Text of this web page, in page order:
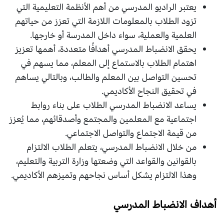
يعتبر الراديو المدرسي من أهم الأنظمة التعليمية التي
تزود الطلاب بالمعلومات اللازمة التي تعزز من حياتهم
العلمية والعملية، سواء داخل المدرسة أو خارجها.
يحقق الانضباط المدرسي أهدافًا متعددة، أهمها تعزيز
اهتمام الطلاب بالاستماع إلى المعلم، مما يسهم في
تحسين التواصل بين المعلم والطالب، وبالتالي يساهم
في تحقيق النجاح الأكاديمي.
يساعد الانضباط المدرسي الطلاب على بناء روابط
اجتماعية مع المعلمين والمجتمع وأصدقائهم، مما يُعزز
من قيمة الاجتماع والتواصل الاجتماعي.
من خلال الانضباط المدرسي، يتعلم الطلاب الالتزام
بالقوانين والقواعد التي وضعتها وزارة التربية والتعليم،
وهذا الالتزام يشكل أساس نجاحهم وتميزهم الأكاديمي.
أهداف الانضباط المدرسي